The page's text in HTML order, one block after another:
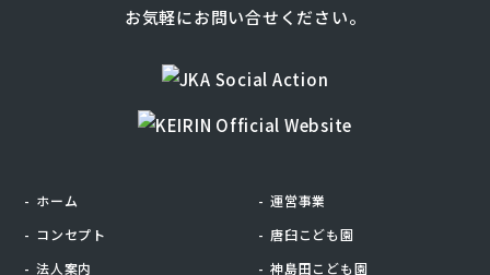
お気軽にお問い合せください。
ホーム
コンセプト
法人案内
運営事業
唐臼こども園
神島田こども園